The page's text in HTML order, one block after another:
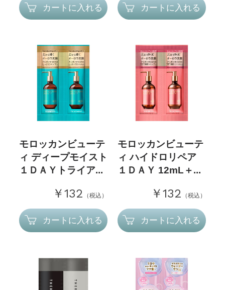
カートに入れる カートに入れる
モロッカンビューテ
ィ ディープモイスト
１ＤＡＹトライア...
￥132 （税込）
カートに入れる
モロッカンビューテ
ィ ハイドロリペア
１ＤＡＹ 12mL＋...
￥132 （税込）
カートに入れる